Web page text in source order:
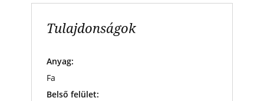
Tulajdonságok
Anyag:
Fa
Belső felület: